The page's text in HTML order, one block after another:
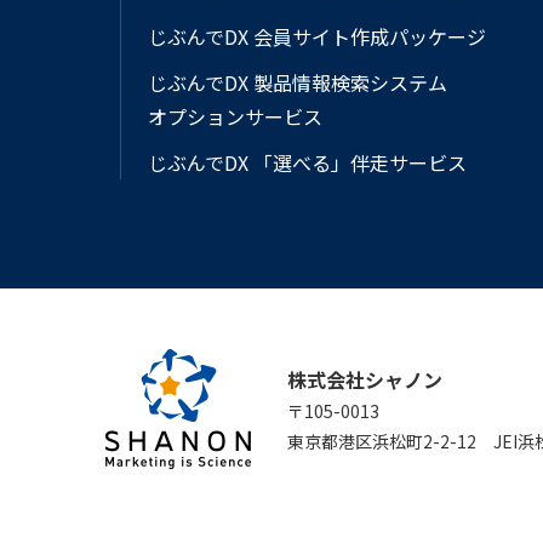
じぶんでDX 会員サイト作成パッケージ
じぶんでDX 製品情報検索システム
オプションサービス
じぶんでDX 「選べる」伴走サービス
株式会社シャノン
〒105-0013
東京都港区浜松町2-2-12 JEI浜